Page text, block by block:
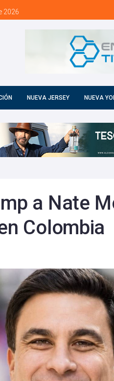
2026
NUEVA JERSEY NUEVA
a Nate
Colombia